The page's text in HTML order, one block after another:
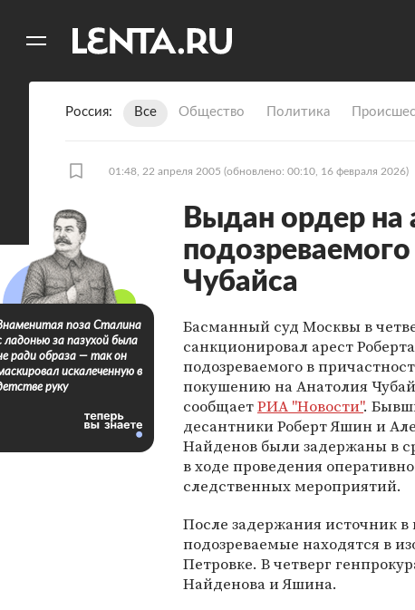
Россия Все Общество Политика
01:48, 22 апреля 2005 (обновлено: 00:10, 16 февраля 2026)
Выдан ордер на
Чубайса
Басманный суд Москвы в
санкционировал арест
подозреваемого в
покушению на Анатолия
сообщаетРИА "Новости".
десантники Роберт Яшин и
Найденов были задержаны в
в ходе проведения
следственных мероприятий.
После задержания источник
подозреваемые находятся в
Петровке. В четверг
Найденова и Яшина.
поза Сталина
ладонью за пазухой была
ради образа — так он
искалеченную в
руку